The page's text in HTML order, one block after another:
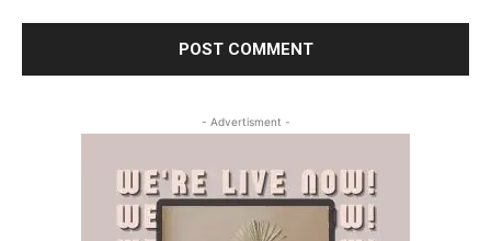
- Advertisment -